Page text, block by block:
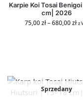
Karpie Koi Tosai Benigoi
cm| 2026
75,00zł–680,00zł z
Sprzedany